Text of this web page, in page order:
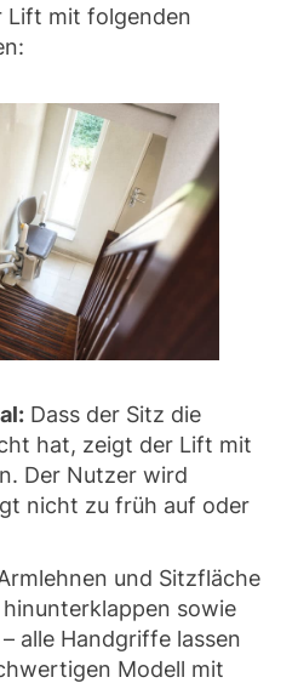
Lift mit folgenden
Dass der Sitz die
hat, zeigt der Lift mit
Der Nutzer wird
nicht zu früh auf oder
und Sitzfläche
sowie
alle Handgriffe lassen
Modell mit